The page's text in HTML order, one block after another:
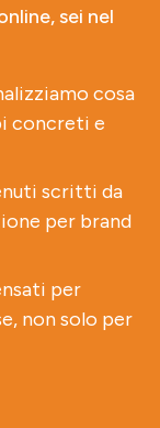
sei nel
cosa
concreti e
scritti da
per brand
per
non solo per